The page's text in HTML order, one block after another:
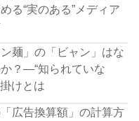
る“実のある”メディア
麺」の「ビャン」はな
？―“知られていな
けとは
広告換算額」の計算方